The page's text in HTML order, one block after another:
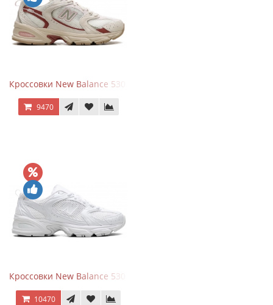
Кроссовки New Balance 530 Festival Pack Clay
9470
Кроссовки New Balance 530 Total White Silver
10470